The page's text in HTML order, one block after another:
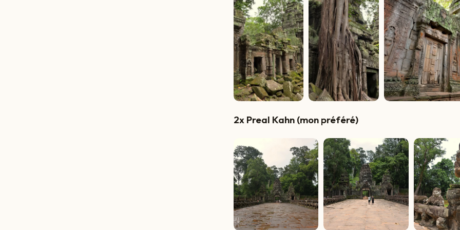
2x Preal Kahn (mon préféré)